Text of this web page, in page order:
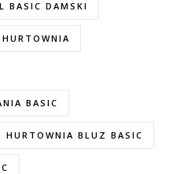
BASIC DAMSKI
BASIC
HURTOWNIA BLUZ BASIC